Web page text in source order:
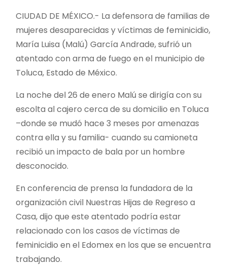
CIUDAD DE MÉXICO.- La defensora de familias de
mujeres desaparecidas y víctimas de feminicidio,
María Luisa (Malú) García Andrade, sufrió un
atentado con arma de fuego en el municipio de
Toluca, Estado de México.
La noche del 26 de enero Malú se dirigía con su
escolta al cajero cerca de su domicilio en Toluca
–donde se mudó hace 3 meses por amenazas
contra ella y su familia- cuando su camioneta
recibió un impacto de bala por un hombre
desconocido.
En conferencia de prensa la fundadora de la
organización civil Nuestras Hijas de Regreso a
Casa, dijo que este atentado podría estar
relacionado con los casos de víctimas de
feminicidio en el Edomex en los que se encuentra
trabajando.